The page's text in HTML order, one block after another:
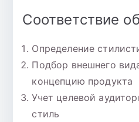
Соответствие
Определение
Подбор внешнего
концепцию продукта
Учет целевой
стиль